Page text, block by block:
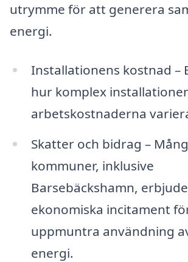
utrymme för att generera
energi.
Installationens kostnad –
hur komplex
arbetskostnaderna
Skatter och bidrag –
kommuner, inklusive
Barsebäckshamn,
ekonomiska incitament
uppmuntra användning
energi.